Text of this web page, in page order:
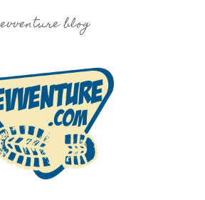
evventure blog